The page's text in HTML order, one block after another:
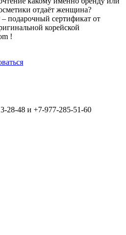
отдаёт женщина?
подарочный сертификат от
корейской
!
28-48 и +7-977-285-51-60